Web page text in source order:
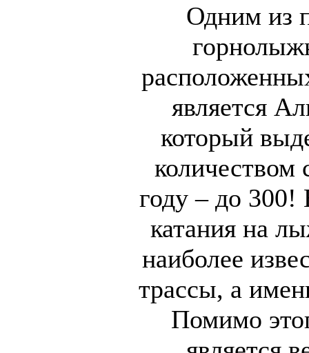
Одним из
является
который
количеством
году – до 300!
катания на
наиболее
трассы, а
Помимо